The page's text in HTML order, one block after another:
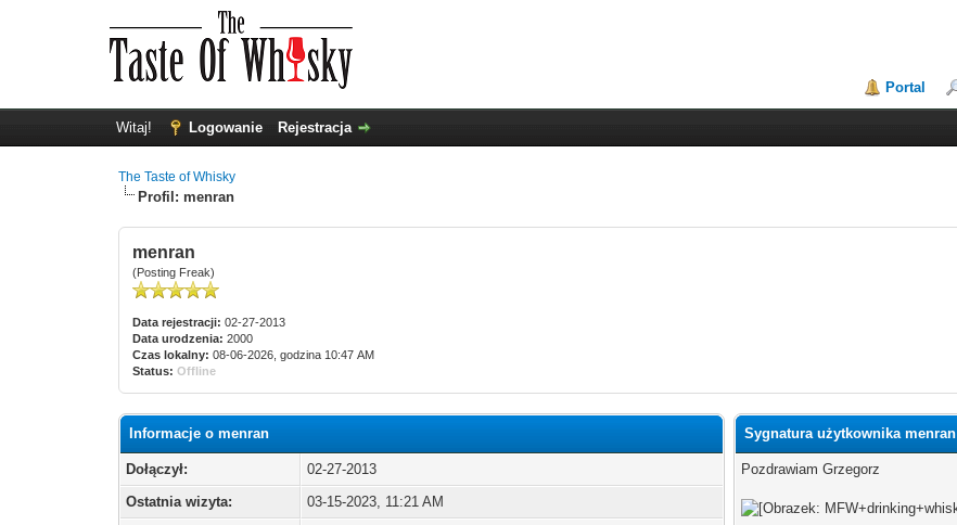
Portal
Witaj! Logowanie Rejestracja
The Taste of Whisky
Profil: menran
menran
(Posting Freak)
Data rejestracji: 02-27-2013
Data urodzenia: 2000
Czas lokalny: 08-06-2026, godzina 10:47 AM
Status: Offline
Informacje o menran
Dołączył:
02-27-2013
Ostatnia wizyta:
03-15-2023, 11:21 AM
Sygnatura użytkownika menran
Pozdrawiam Grzegorz